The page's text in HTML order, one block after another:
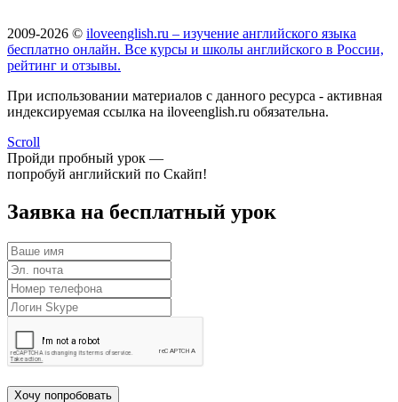
2009-2026 © iloveenglish.ru – изучение английского языка
бесплатно онлайн. Все курсы и школы английского в России,
рейтинг и отзывы.
При использовании материалов с данного ресурса - активная
индексируемая ссылка на iloveenglish.ru обязательна.
Scroll
Пройди пробный урок —
попробуй английский по Скайп!
Заявка на бесплатный урок